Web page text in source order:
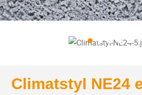
Climatstyl NE24